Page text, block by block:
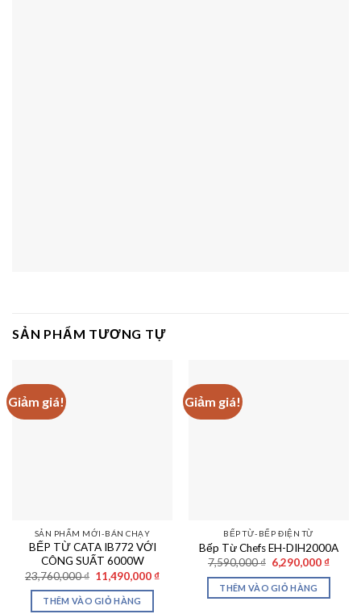
SẢN PHẨM TƯƠNG TỰ
Giảm giá!
SẢN PHẨM MỚI-BÁN CHẠY
BẾP TỪ CATA IB772 VỚI
CÔNG SUẤT 6000W
23,760,000₫ Giá
gốc
là:
23,760,000 ₫.
11,490,000 ₫Giá
THÊM VÀO GIỎ HÀNG
Giảm giá!
BẾP TỪ-BẾP ĐIỆN TỪ
Bếp Từ Chefs EH-DIH2000A
7,590,000₫ Giá
gốc
là:
7,590,000 ₫.
6,290,000 ₫Giá
THÊM VÀO GIỎ HÀNG